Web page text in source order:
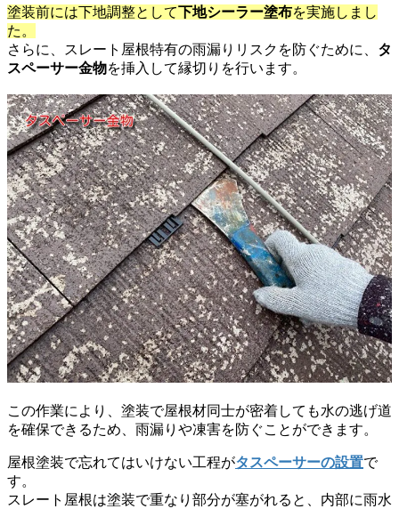
塗装前には下地調整として下地シーラー塗布を実施しまし
た。
さらに、スレート屋根特有の雨漏りリスクを防ぐために、 タ
スペーサー金物を挿入して縁切りを行います。
この作業により、塗装で屋根材同士が密着しても水の逃げ道
を確保できるため、雨漏りや凍害を防ぐことができます。
屋根塗装で忘れてはいけない工程がタスペーサーの設置で
す。
スレート屋根は塗装で重なり部分が塞がれると、内部に雨水